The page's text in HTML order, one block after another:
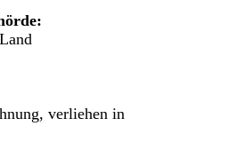
verliehen in